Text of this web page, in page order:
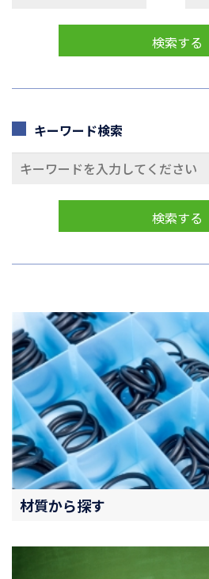
キーワード検索
材質から探す